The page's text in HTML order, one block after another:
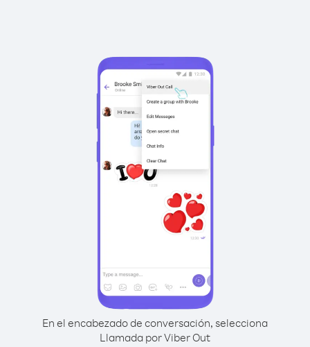
En el encabezado de conversación, selecciona
Llamada por Viber Out